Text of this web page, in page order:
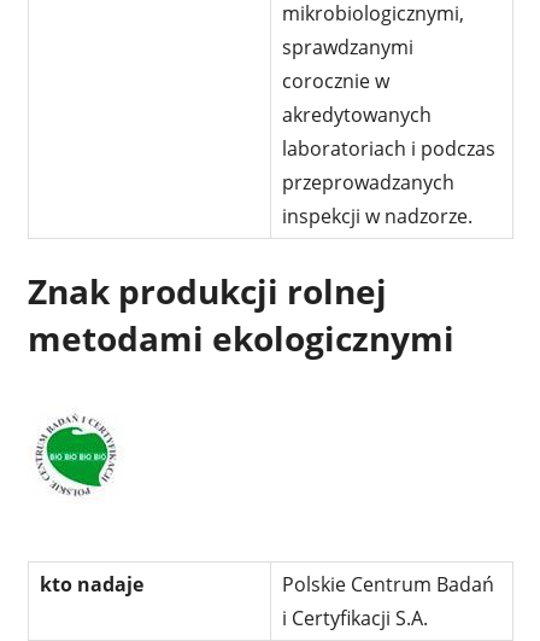
mikrobiologicznymi,
sprawdzanymi
corocznie w
akredytowanych
laboratoriach i podczas
przeprowadzanych
inspekcji w nadzorze.
Znak produkcji rolnej
metodami ekologicznymi
kto nadaje
Polskie Centrum Badań
i Certyfikacji S.A.